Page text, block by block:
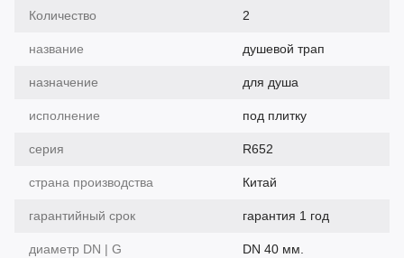
Количество 2
название душевой трап
назначение для душа
исполнение под плитку
серия R652
страна производства Китай
гарантийный срок гарантия 1 год
диаметр DN | G DN 40 мм.